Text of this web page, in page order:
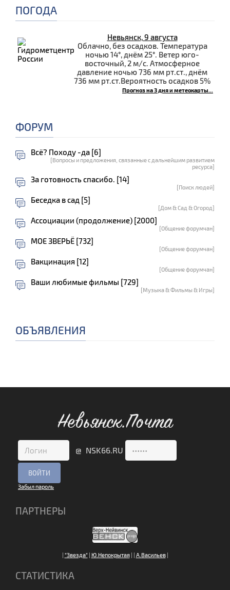
ПОГОДА
Невьянск, 9 августа
Облачно, без осадков. Температура
ночью 14°, днём 25°. Ветер юго-
восточный, 2 м/с. Атмосферное
давление ночью 736 мм рт.ст., днём
736 мм рт.ст.Вероятность осадков 5%
Прогноз на 3 дня и метеокарты...
ФОРУМ
Всё? Походу -да [6]
[Вопросы и предложения, связанные с дальнейшим развитием
ресурса]
За готовность спасибо. [14]
[Поиск людей]
Беседка в сад [5]
[Дом & Сад & Огород]
Ассоциации (продолжение) [2000]
[Общение форумчан]
МОЕ ЗВЕРЬЁ [732]
[Общение форумчан]
Вакцинация [12]
[Общение форумчан]
Ваши любимые фильмы [729]
[Музыка & Фильмы & Игры]
ОБЪЯВЛЕНИЯ
Невьянск.Почта
@ NSK66.RU
Забыл пароль
ПАРТНЕРЫ
| "Звезда"| Ю.Непокрытая| | А.Васильев|
СТАТИСТИКА